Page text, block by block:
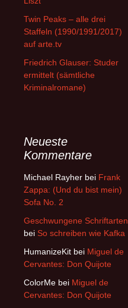
Twin Peaks – alle drei
Staffeln (1990/1991/2017)
auf arte.tv
Friedrich Glauser: Studer
ermittelt (sämtliche
Kriminalromane)
Neueste
Kommentare
Michael Rayher bei Frank
Zappa: (Und du bist mein)
Sofa No. 2
Geschwungene Schriftarten
bei So schreiben wie Kafka
HumanizeKit bei Miguel de
Cervantes: Don Quijote
ColorMe bei Miguel de
Cervantes: Don Quijote